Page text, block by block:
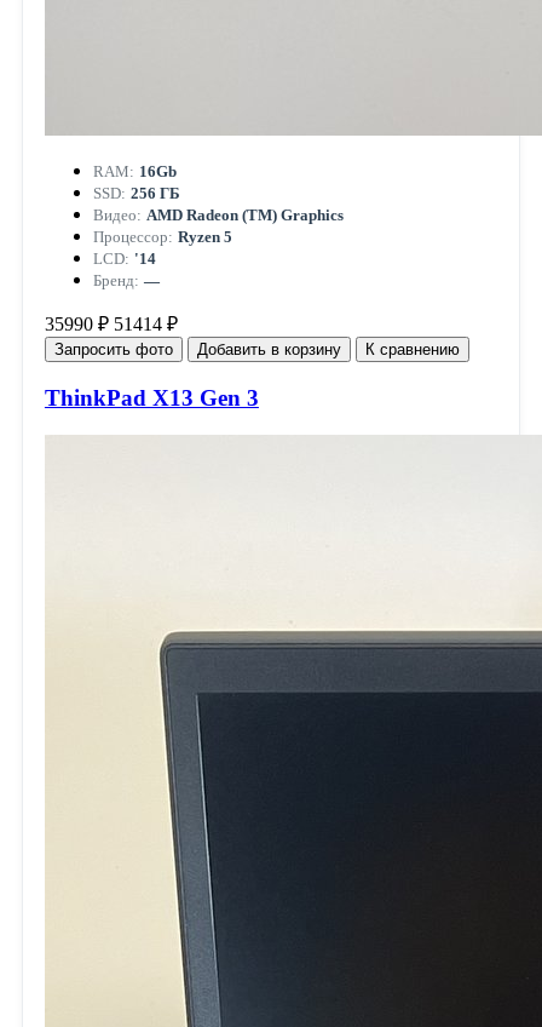
RAM: 16Gb
SSD: 256 ГБ
Видео: AMD Radeon (TM) Graphics
Процессор: Ryzen 5
LCD: '14
Бренд: —
35990 ₽ 51414 ₽
Запросить фото Добавить в корзину К сравнению
ThinkPad X13 Gen 3